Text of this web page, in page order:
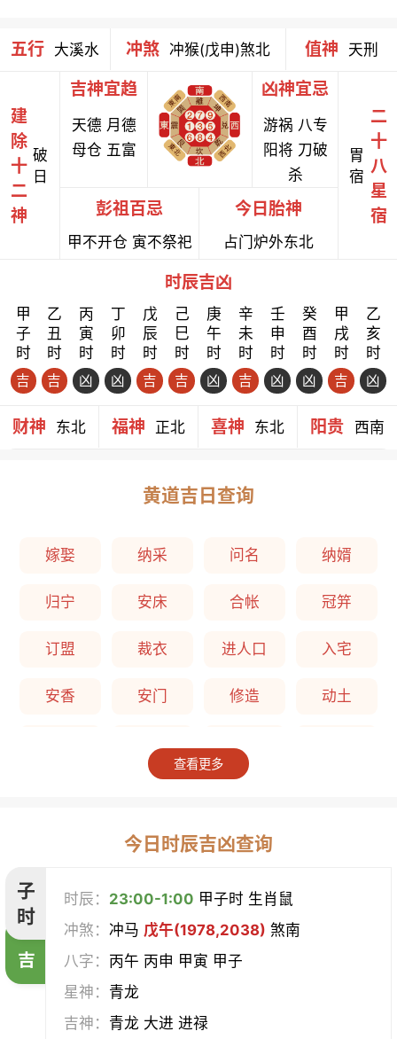
五行 大溪水 冲煞 冲猴(戊申)煞北 值神 天刑
建
除
十
二
神
破
日
吉神宜趋
天德 月德
母仓 五富
凶神宜忌
游祸 八专
阳将 刀破
杀
彭祖百忌
甲不开仓 寅不祭祀
今日胎神
占门炉外东北
胃
宿
二
十
八
星
宿
时辰吉凶
甲
子
时
吉
乙
丑
时
吉
丙
寅
时
凶
丁
卯
时
凶
戊
辰
时
吉
己
巳
时
吉
庚
午
时
凶
辛
未
时
吉
壬
申
时
凶
癸
酉
时
凶
甲
戌
时
吉
乙
亥
时
凶
财神 东北 福神 正北 喜神 东北 阳贵 西南
黄道吉日查询
嫁娶 纳采 问名 纳婿
归宁 安床 合帐 冠笄
订盟 裁衣 进人口 入宅
安香 安门 修造 动土
平治道涂 造桥
造仓 修饰垣墙 造船
造畜稠 盖屋
查看更多
今日时辰吉凶查询
子
时
吉
时辰： 23:00-1:00 甲子时 生肖鼠
冲煞：冲马 戊午(1978,2038) 煞南
八字： 丙午 丙申 甲寅 甲子
星神： 青龙
吉神： 青龙 大进 进禄